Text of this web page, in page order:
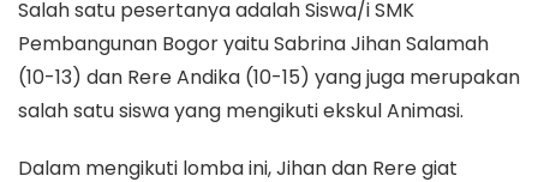
Salah satu pesertanya adalah Siswa/i SMK
Pembangunan Bogor yaitu Sabrina Jihan Salamah
(10-13) dan Rere Andika (10-15) yang juga merupakan
salah satu siswa yang mengikuti ekskul Animasi.
Dalam mengikuti lomba ini, Jihan dan Rere giat